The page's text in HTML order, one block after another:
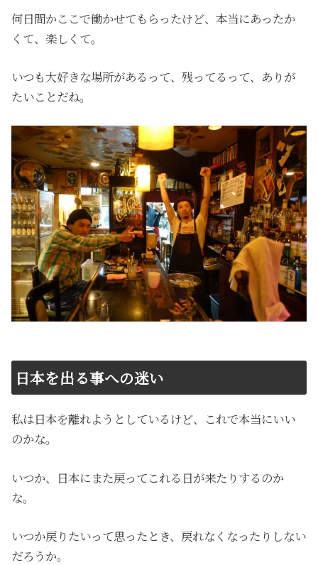
何日間かここで働かせてもらったけど、本当にあったか
くて、楽しくて。
いつも大好きな場所があるって、残ってるって、ありが
たいことだね。
日本を出る事への迷い
私は日本を離れようとしているけど、これで本当にいい
のかな。
いつか、日本にまた戻ってこれる日が来たりするのか
な。
いつか戻りたいって思ったとき、戻れなくなったりしない
だろうか。